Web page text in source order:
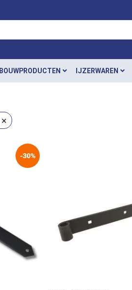
BOUWPRODUCTEN IJZERWAREN
×
-30%